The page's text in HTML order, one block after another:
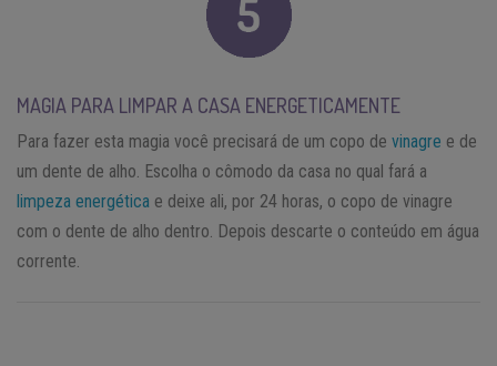
MAGIA PARA LIMPAR A CASA ENERGETICAMENTE
Para fazer esta magia você precisará de um copo de vinagre e de
um dente de alho. Escolha o cômodo da casa no qual fará a
limpeza energética e deixe ali, por 24 horas, o copo de vinagre
com o dente de alho dentro. Depois descarte o conteúdo em água
corrente.